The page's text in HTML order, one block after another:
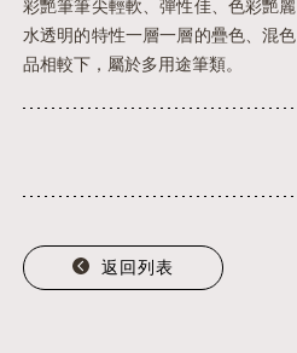
彩艷筆筆尖輕軟、彈性佳、色彩艷
水透明的特性一層一層的疊色、混
品相較下，屬於多用途筆類。
返回列表